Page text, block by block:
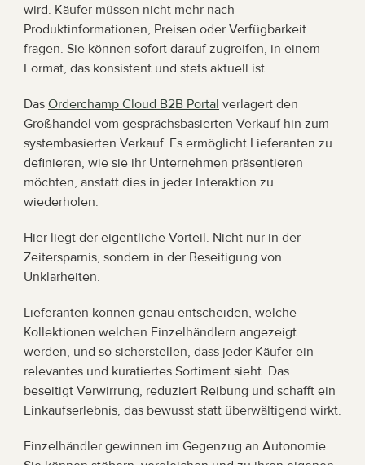
wird. Käufer müssen nicht mehr nach
Produktinformationen, Preisen oder Verfügbarkeit
fragen. Sie können sofort darauf zugreifen, in einem
Format, das konsistent und stets aktuell ist.
Das Orderchamp Cloud B2B Portal verlagert den
Großhandel vom gesprächsbasierten Verkauf hin zum
systembasierten Verkauf. Es ermöglicht Lieferanten zu
definieren, wie sie ihr Unternehmen präsentieren
möchten, anstatt dies in jeder Interaktion zu
wiederholen.
Hier liegt der eigentliche Vorteil. Nicht nur in der
Zeitersparnis, sondern in der Beseitigung von
Unklarheiten.
Lieferanten können genau entscheiden, welche
Kollektionen welchen Einzelhändlern angezeigt
werden, und so sicherstellen, dass jeder Käufer ein
relevantes und kuratiertes Sortiment sieht. Das
beseitigt Verwirrung, reduziert Reibung und schafft ein
Einkaufserlebnis, das bewusst statt überwältigend wirkt.
Einzelhändler gewinnen im Gegenzug an Autonomie.